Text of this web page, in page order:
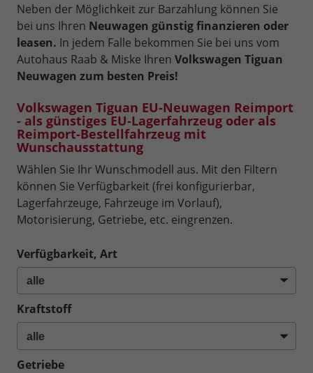
Neben der Möglichkeit zur Barzahlung können Sie
bei uns Ihren Neuwagen günstig finanzieren oder
leasen. In jedem Falle bekommen Sie bei uns vom
Autohaus Raab & Miske Ihren Volkswagen Tiguan
Neuwagen zum besten Preis!
Volkswagen Tiguan EU-Neuwagen Reimport
- als günstiges EU-Lagerfahrzeug oder als
Reimport-Bestellfahrzeug mit
Wunschausstattung
Wählen Sie Ihr Wunschmodell aus. Mit den Filtern
können Sie Verfügbarkeit (frei konfigurierbar,
Lagerfahrzeuge, Fahrzeuge im Vorlauf),
Motorisierung, Getriebe, etc. eingrenzen.
Verfügbarkeit, Art
Kraftstoff
Getriebe